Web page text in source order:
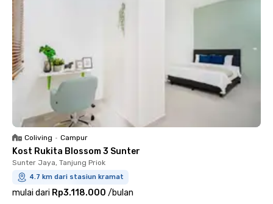
Coliving • Campur
Kost Rukita Blossom 3 Sunter
Sunter Jaya, Tanjung Priok
4.7 km dari stasiun kramat
mulai dari Rp3.118.000 /bulan